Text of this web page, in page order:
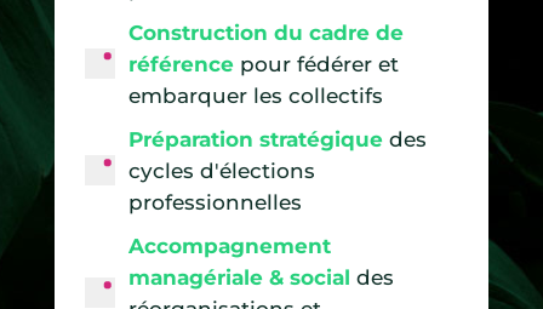
Construction du cadre de
référence pour fédérer et
embarquer les collectifs
Préparation stratégique des
cycles d'élections
professionnelles
Accompagnement
managériale & social des